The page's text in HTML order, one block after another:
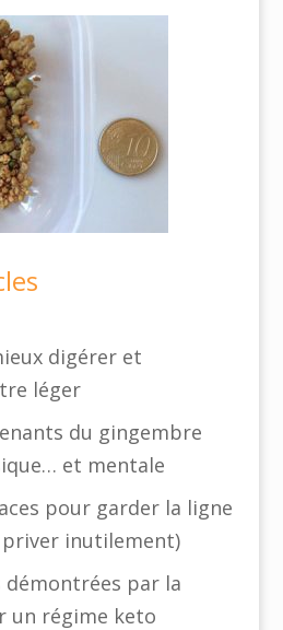
digérer et
léger
du gingembre
et mentale
pour garder la ligne
priver inutilement)
démontrées par la
un régime keto